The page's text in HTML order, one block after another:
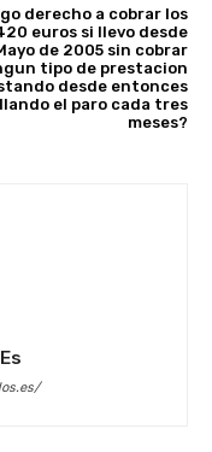
derecho a cobrar los
euros si llevo desde
de 2005 sin cobrar
tipo de prestacion
desde entonces
el paro cada tres
meses?